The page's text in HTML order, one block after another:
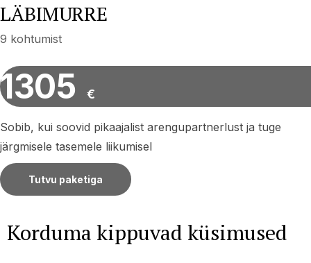
LÄBIMURRE
9 kohtumist
1305 €
Sobib, kui soovid pikaajalist arengupartnerlust ja tuge
järgmisele tasemele liikumisel
Tutvu paketiga
Korduma kippuvad küsimused